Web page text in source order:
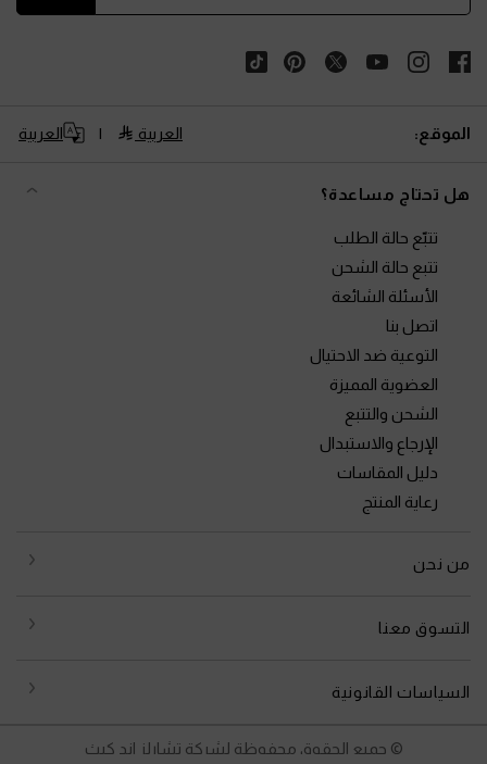
الموقع: العربية العربية
هل تحتاج مساعدة؟
تتبّع حالة الطلب
تتبع حالة الشحن
الأسئلة الشائعة
اتصل بنا
التوعية ضد الاحتيال
العضوية المميزة
الشحن والتتبع
الإرجاع والاستبدال
دليل المقاسات
رعاية المنتج
من نحن
التسوق معنا
السياسات القانونية
© جميع الحقوق محفوظة لشركة تشارلز اند كيث